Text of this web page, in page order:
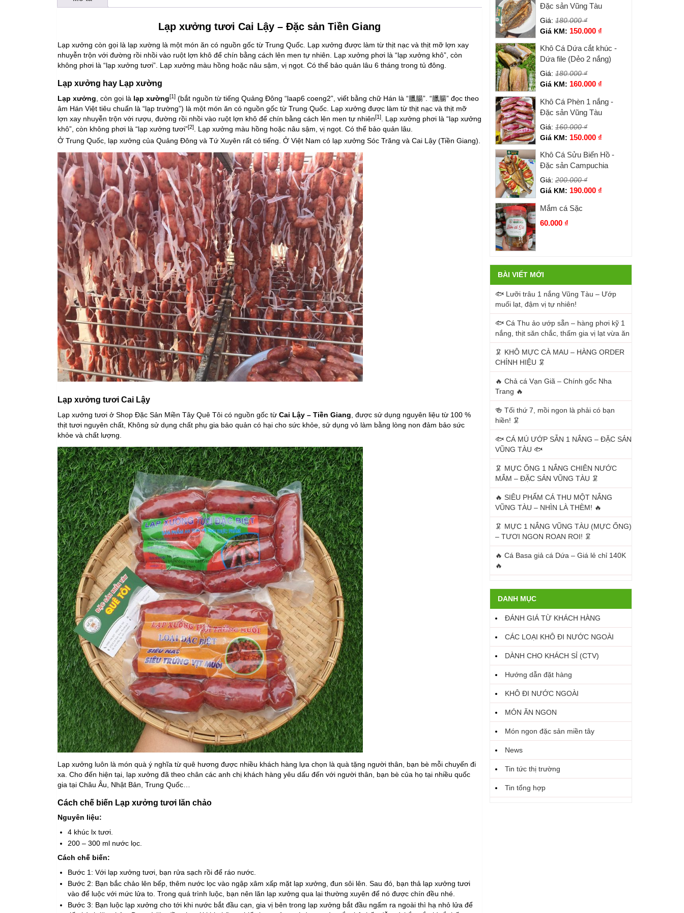
Lạp xưởng tươi Cai Lậy – Đặc sản Tiền Giang
Lạp xưởng còn gọi là lạp xường là một món ăn có nguồn gốc từ Trung Quốc. Lạp xưởng được làm từ thịt nạc và thịt mỡ lợn xay
nhuyễn trộn với đường rồi nhồi vào ruột lợn khô để chín bằng cách lên men tự nhiên. Lạp xưởng phơi là “lạp xưởng khô”, còn
không phơi là “lạp xưởng tươi”. Lạp xưởng màu hồng hoặc nâu sậm, vị ngọt. Có thể bảo quản lâu 6 tháng trong tủ đông.
Lạp xưởng hay Lạp xường
Lạp xưởng, còn gọi là lạp xường[1] (bắt nguồn từ tiếng Quảng Đông “laap6 coeng2”, viết bằng chữ Hán là “臘腸”. “臘腸” đọc theo
âm Hán Việt tiêu chuẩn là “lạp trường”) là một món ăn có nguồn gốc từ Trung Quốc. Lạp xưởng được làm từ thịt nạc và thịt mỡ
lợn xay nhuyễn trộn với rượu, đường rồi nhồi vào ruột lợn khô để chín bằng cách lên men tự nhiên[1]. Lạp xưởng phơi là “lạp xưởng
khô”, còn không phơi là “lạp xưởng tươi”[2]. Lạp xưởng màu hồng hoặc nâu sậm, vị ngọt. Có thể bảo quản lâu.
Ở Trung Quốc, lạp xưởng của Quảng Đông và Tứ Xuyên rất có tiếng. Ở Việt Nam có lạp xưởng Sóc Trăng và Cai Lậy (Tiền Giang).
Lạp xưởng tươi Cai Lậy
Lạp xưởng tươi ở Shop Đặc Sản Miền Tây Quê Tôi có nguồn gốc từ Cai Lậy – Tiền Giang, được sử dụng nguyên liệu từ 100 %
thịt tươi nguyên chất, Không sử dụng chất phụ gia bảo quản có hại cho sức khỏe, sử dụng vỏ làm bằng lòng non đảm bảo sức
khỏe và chất lượng.
Lạp xưởng luôn là món quà ý nghĩa từ quê hương được nhiều khách hàng lựa chọn là quà tặng người thân, bạn bè mỗi chuyến đi
xa. Cho đến hiện tại, lạp xưởng đã theo chân các anh chị khách hàng yêu dấu đến với người thân, bạn bè của họ tại nhiều quốc
gia tại Châu Âu, Nhật Bản, Trung Quốc…
Cách chế biến Lạp xưởng tươi lăn chảo
Nguyên liệu:
4 khúc lx tươi.
200 – 300 ml nước lọc.
Cách chế biến:
Bước 1: Với lạp xưởng tươi, bạn rửa sạch rồi để ráo nước.
Bước 2: Bạn bắc chảo lên bếp, thêm nước lọc vào ngập xâm xấp mặt lạp xưởng, đun sôi lên. Sau đó, bạn thả lạp xưởng tươi
vào để luộc với mức lửa to. Trong quá trình luộc, bạn nên lăn lạp xưởng qua lại thường xuyên để nó được chín đều nhé.
Bước 3: Bạn luộc lạp xưởng cho tới khi nước bắt đầu cạn, gia vị bên trong lạp xưởng bắt đầu ngấm ra ngoài thì hạ nhỏ lửa để
Đặc sản Vũng Tàu
Giá: 180.000₫
Giá KM: 150.000 ₫
Khô Cá Dứa cắt khúc -
Dứa file (Dẻo 2 nắng)
Giá: 180.000₫
Giá KM: 160.000 ₫
Khô Cá Phèn 1 nắng -
Đặc sản Vũng Tàu
Giá: 160.000₫
Giá KM: 150.000 ₫
Khô Cá Sửu Biển Hồ -
Đặc sản Campuchia
Giá: 200.000₫
Giá KM: 190.000 ₫
Mắm cá Sặc
60.000 ₫
BÀI VIẾT MỚI
🐟 Lưỡi trâu 1 nắng Vũng Tàu – Ướp
muối lạt, đậm vị tự nhiên!
🐟 Cá Thu ảo ướp sẵn – hàng phơi kỹ 1
nắng, thịt săn chắc, thấm gia vị lạt vừa ăn
🦑 KHÔ MỰC CÀ MAU – HÀNG ORDER
CHÍNH HIỆU 🦑
🔥 Chả cá Vạn Giã – Chính gốc Nha
Trang 🔥
🍻 Tối thứ 7, mồi ngon là phải có bạn
hiền! 🦑
🐟 CÁ MÚ ƯỚP SẴN 1 NẮNG – ĐẶC SẢN
VŨNG TÀU 🐟
🦑 MỰC ỐNG 1 NẮNG CHIÊN NƯỚC
MẮM – ĐẶC SẢN VŨNG TÀU 🦑
🔥 SIÊU PHẨM CÁ THU MỘT NẮNG
VŨNG TÀU – NHÌN LÀ THÈM! 🔥
🦑 MỰC 1 NẮNG VŨNG TÀU (MỰC ỐNG)
– TƯƠI NGON ROAN ROI! 🦑
🔥 Cá Basa giả cá Dứa – Giá lẻ chỉ 140K
🔥
DANH MỤC
ĐÁNH GIÁ TỪ KHÁCH HÀNG
CÁC LOẠI KHÔ ĐI NƯỚC NGOÀI
DÀNH CHO KHÁCH SỈ (CTV)
Hướng dẫn đặt hàng
KHÔ ĐI NƯỚC NGOÀI
MÓN ĂN NGON
Món ngon đặc sản miền tây
News
Tin tức thị trường
Tin tổng hợp